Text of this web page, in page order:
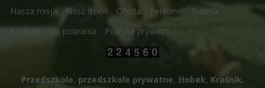
Nasza misja Nasz dzień Oferta Personel
Galeria
Kontakt
Do pobrania Polityka prywatności
Przedszkole, przedszkole prywatne, żłobek, Kraśnik,